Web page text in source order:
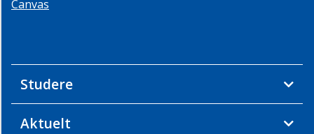
Canvas
Studere
Aktuelt